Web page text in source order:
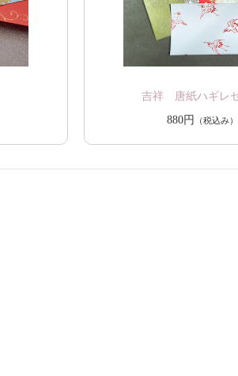
吉祥 唐紙ハギレ
880円
（税込み）